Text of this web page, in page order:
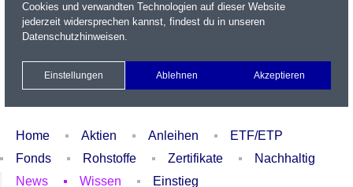
Name / WKN / ISIN / Kürzel
Xetra Realtime
Watchlist Portfolio Login
Home Aktien Anleihen
ETF/ETP
Fonds
Rohstoffe Zertifikate
Nachhaltig
News
Wissen Einstieg
Cookies und verwandten Technologien auf dieser Website
jederzeit widersprechen kannst, findest du in unseren
Datenschutzhinweisen.
Einstellungen Ablehnen Akzeptieren